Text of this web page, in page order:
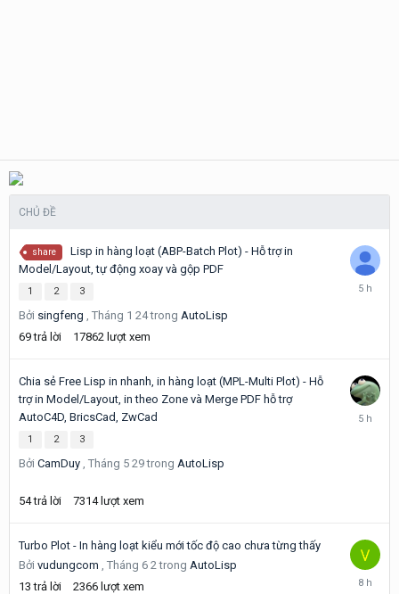
CHỦ ĐỀ
share
Lisp in hàng loạt (ABP-Batch Plot) - Hỗ trợ in
Model/Layout, tự động xoay và gộp PDF
1 2 3
Bởi singfeng , Tháng 1 24trong AutoLisp
69 trả lời 17862 lượt xem
Chia sẻ Free Lisp in nhanh, in hàng loạt (MPL-Multi Plot) - Hỗ
trợ in Model/Layout, in theo Zone và Merge PDF hỗ trợ
AutoC4D, BricsCad, ZwCad
1 2 3
Bởi CamDuy , Tháng 5 29trong AutoLisp
54 trả lời 7314 lượt xem
Turbo Plot - In hàng loạt kiểu mới tốc độ cao chưa từng thấy
Bởi vudungcom , Tháng 6 2trong AutoLisp
13 trả lời 2366 lượt xem